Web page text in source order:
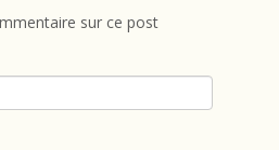
sur ce post